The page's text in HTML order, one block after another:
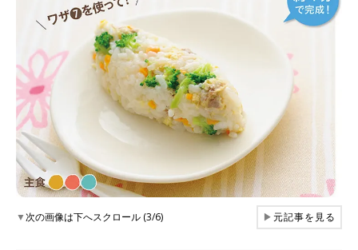
▼次の画像は下へスクロール (3/6) ▶元記事を見る